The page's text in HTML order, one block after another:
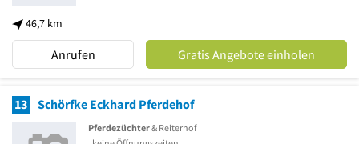
46,7 km
Anrufen Gratis Angebote einholen
13 Schörfke Eckhard Pferdehof
Pferdezüchter& Reiterhof